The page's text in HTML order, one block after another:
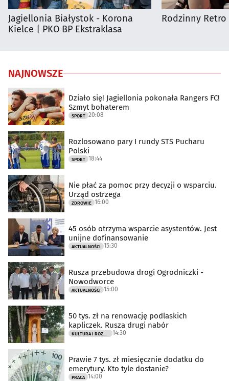
Jagiellonia Białystok - Korona
Kielce | PKO BP Ekstraklasa
Rodzinny Retro
NAJNOWSZE
Działo się! Jagiellonia pokonała Rangers FC!
Szmyt bohaterem
SPORT 20:08
Rozlosowano pary I rundy STS Pucharu
Polski
SPORT 18:44
Nie płać za pomoc przy decyzji o wsparciu.
Urząd ostrzega
ZDROWIE 16:00
45 osób otrzyma wsparcie asystentów. Jest
unijne dofinansowanie
AKTUALNOŚCI 15:30
Rusza przebudowa drogi Ogrodniczki -
Nowodworce
AKTUALNOŚCI 15:00
50 tys. zł na renowację podlaskich
kapliczek. Rusza drugi nabór
KULTURA I ROZRYWKA 14:30
Prawie 7 tys. zł miesięcznie dodatku do
emerytury. Kto tyle dostanie?
PRACA 14:00